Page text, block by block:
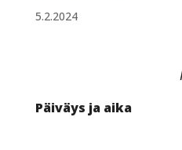
5.2.2024
Päiväys ja aika